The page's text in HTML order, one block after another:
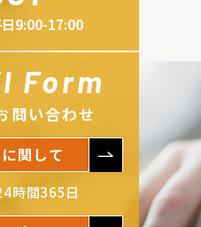
9:00-17:00
Form
問い合わせ
関して
時間365日